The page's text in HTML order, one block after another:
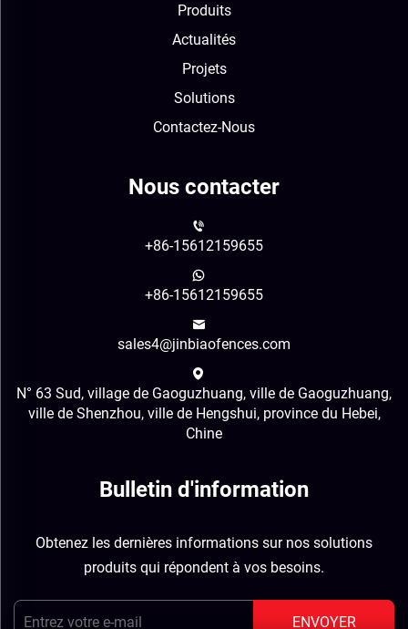
Produits
Actualités
Projets
Solutions
Contactez-Nous
Nous contacter
+86-15612159655
+86-15612159655
sales4@jinbiaofences.com
N° 63 Sud, village de Gaoguzhuang, ville de Gaoguzhuang,
ville de Shenzhou, ville de Hengshui, province du Hebei,
Chine
Bulletin d'information
Obtenez les dernières informations sur nos solutions
produits qui répondent à vos besoins.
ENVOYER